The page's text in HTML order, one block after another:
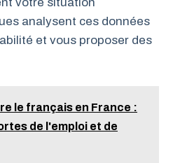
analysent ces données
et vous proposer des
le français en France :
de l'emploi et de